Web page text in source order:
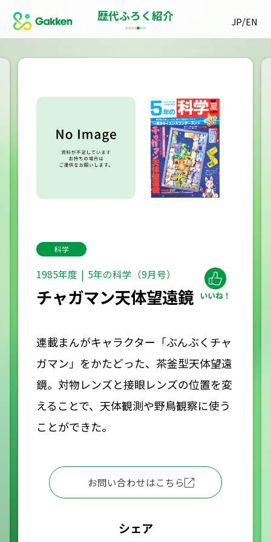
JP/EN
歴代ふろく紹介
科学
1985年度 5年の科学（9月号）
チャガマン天体望遠鏡
連載まんがキャラクター「ぶんぶくチャ
ガマン」をかたどった、茶釜型天体望遠
鏡。対物レンズと接眼レンズの位置を変
えることで、天体観測や野鳥観察に使う
ことができた。
お問い合わせはこちら
シェア